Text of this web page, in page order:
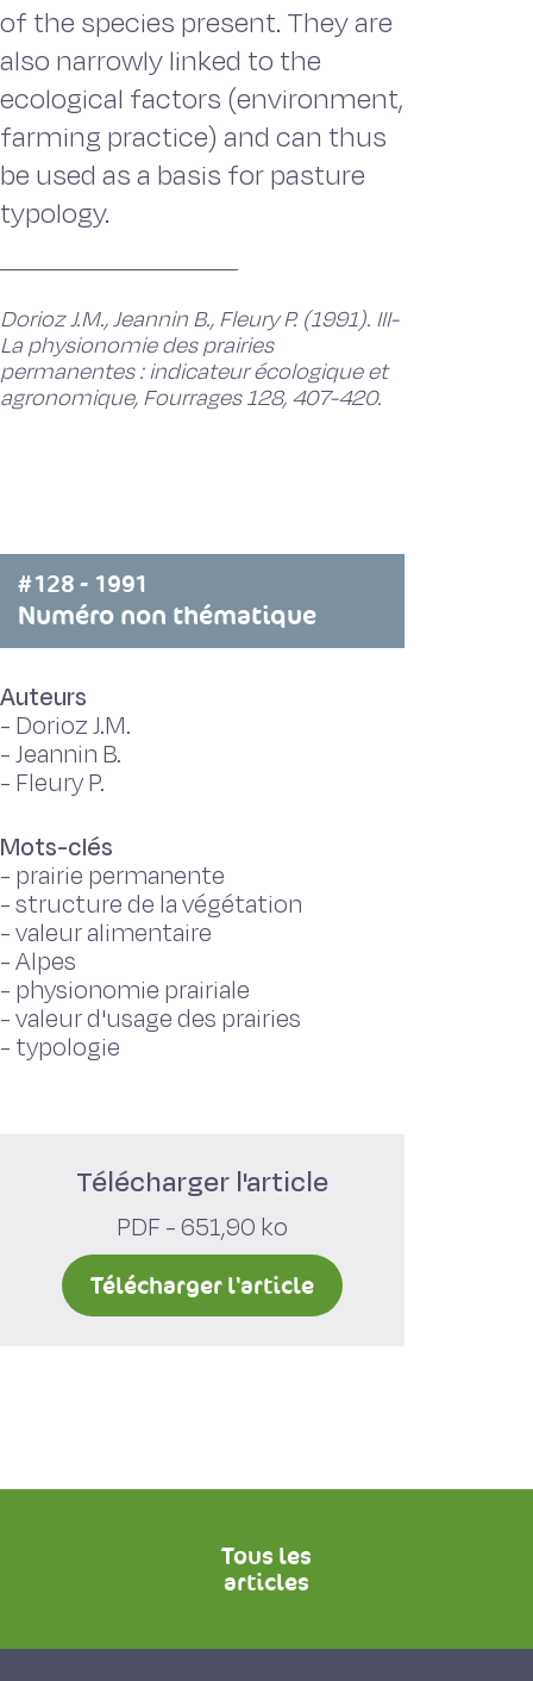
of the species present. They are
also narrowly linked to the
ecological factors (environment,
farming practice) and can thus
be used as a basis for pasture
typology.
Dorioz J.M., Jeannin B., Fleury P. (1991). III-
La physionomie des prairies
permanentes : indicateur écologique et
agronomique, Fourrages 128, 407-420.
#128 - 1991
Numéro non thématique
Auteurs
- Dorioz J.M.
-Jeannin B.
- Fleury P.
Mots-clés
- prairie permanente
-structure de la végétation
-valeur alimentaire
-Alpes
- physionomie prairiale
-valeur d'usage des prairies
- typologie
Télécharger l'article
PDF - 651,90 ko
Télécharger l'article
Tous les
articles